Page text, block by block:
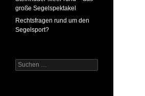
große Segelspektakel
Rechtsfragen rund um den
Segelsport?
Suchen
nach: